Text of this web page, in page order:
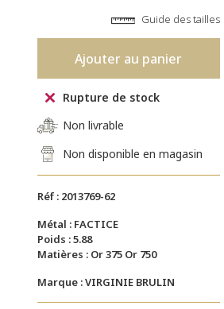
Guide des tailles
Ajouter au panier
Rupture de stock
Non livrable
Non disponible en magasin
Réf : 2013769-62
Métal : FACTICE
Poids : 5.88
Matières : Or 375 Or 750
Marque : VIRGINIE BRULIN